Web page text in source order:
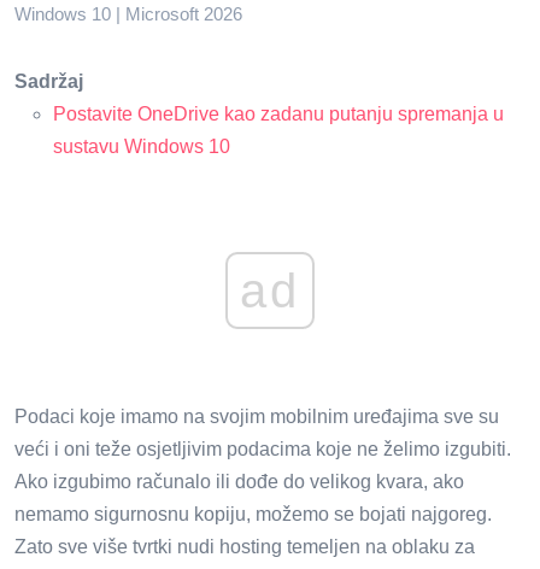
Windows 10 | Microsoft 2026
Sadržaj
Postavite OneDrive kao zadanu putanju spremanja u
sustavu Windows 10
ad
Podaci koje imamo na svojim mobilnim uređajima sve su
veći i oni teže osjetljivim podacima koje ne želimo izgubiti.
Ako izgubimo računalo ili dođe do velikog kvara, ako
nemamo sigurnosnu kopiju, možemo se bojati najgoreg.
Zato sve više tvrtki nudi hosting temeljen na oblaku za